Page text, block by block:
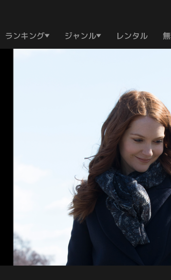
ランキング ジャンル レンタル